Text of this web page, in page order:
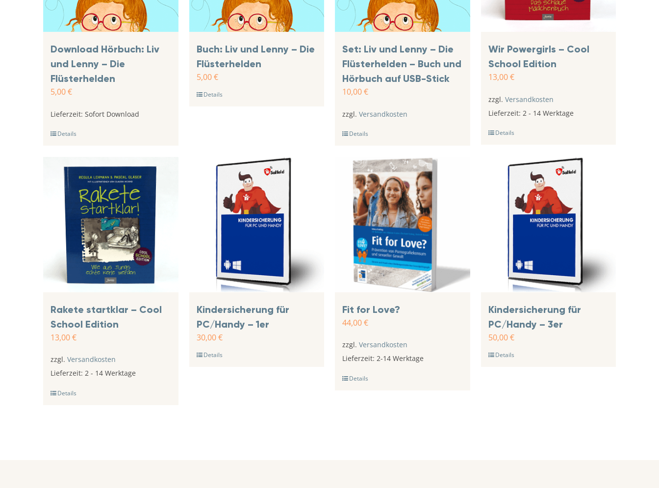
Download Hörbuch: Liv
und Lenny – Die
Flüsterhelden
5,00€
Lieferzeit: Sofort Download
Details
Buch: Liv und Lenny – Die
Flüsterhelden
5,00€
Details
Set: Liv und Lenny – Die
Flüsterhelden – Buch und
Hörbuch auf USB-Stick
10,00€
zzgl. Versandkosten
Details
Wir Powergirls – Cool
School Edition
13,00€
zzgl. Versandkosten
Lieferzeit: 2 - 14 Werktage
Details
Rakete startklar – Cool
School Edition
13,00€
zzgl. Versandkosten
Lieferzeit: 2 - 14 Werktage
Details
Kindersicherung für
PC/Handy – 1er
30,00€
Details
Fit for Love?
44,00€
zzgl. Versandkosten
Lieferzeit: 2-14 Werktage
Details
Kindersicherung für
PC/Handy – 3er
50,00€
Details